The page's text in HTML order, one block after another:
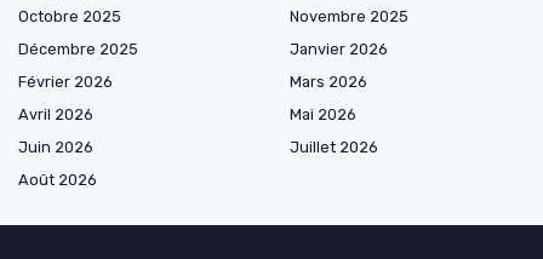
Octobre 2025
Novembre 2025
Décembre 2025
Janvier 2026
Février 2026
Mars 2026
Avril 2026
Mai 2026
Juin 2026
Juillet 2026
Août 2026